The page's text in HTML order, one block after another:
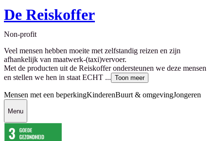
De Reiskoffer
Non-profit
Veel mensen hebben moeite met zelfstandig reizen en zijn
afhankelijk van maatwerk-(taxi)vervoer.
Met de producten uit de Reiskoffer ondersteunen we deze mensen
en stellen we hen in staat ECHT ... Toon meer
Mensen met een beperkingKinderenBuurt & omgevingJongeren
Menu